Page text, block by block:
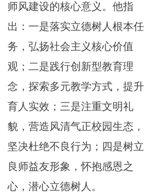
师风建设的核心意义。他指
出： 一是落实立德树人根本任
务，弘扬社会主义核心价值
观； 二是践行创新型教育理
念，探索多元教学方式，提升
育人实效； 三是注重文明礼
貌，营造风清气正校园生态 ，
坚决杜绝不良行为； 四是树立
良师益友形象，怀抱感恩之
心，潜心立德树人。